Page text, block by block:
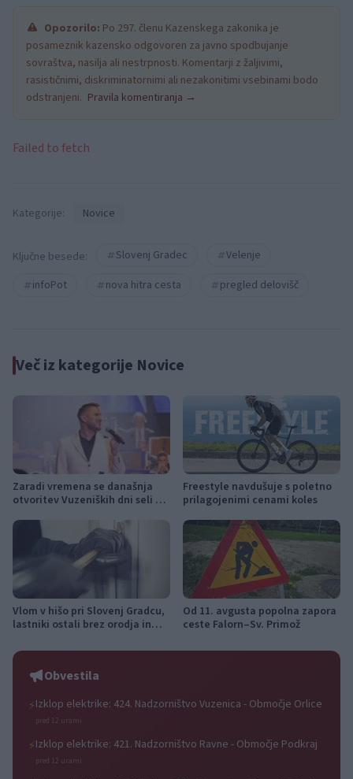
Opozorilo: Po 297. členu Kazenskega zakonika je
posameznik kazensko odgovoren za javno spodbujanje
sovraštva, nasilja ali nestrpnosti. Komentarji z žaljivimi,
rasističnimi, diskriminatornimi ali nezakonitimi vsebinami bodo
odstranjeni. Pravila komentiranja →
Failed to fetch
Kategorije: Novice
Ključne besede: Slovenj Gradec
Velenje
infoPot
nova hitra cesta pregled delovišč
Več iz kategorije Novice
Zaradi vremena se današnja
otvoritev Vuzeniških dni seli v
Freestyle navdušuje s poletno
prilagojenimi cenami koles
Vlom v hišo pri Slovenj Gradcu,
lastniki ostali brez orodja in
Od 11. avgusta popolna zapora
ceste Falorn–Sv. Primož
Obvestila
⚡Izklop elektrike: 424. Nadzorništvo Vuzenica - Območje Orlice
pred 12 urami
⚡Izklop elektrike: 421. Nadzorništvo Ravne - Območje Podkraj
pred 12 urami